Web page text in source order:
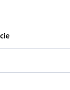
płynie Luksja